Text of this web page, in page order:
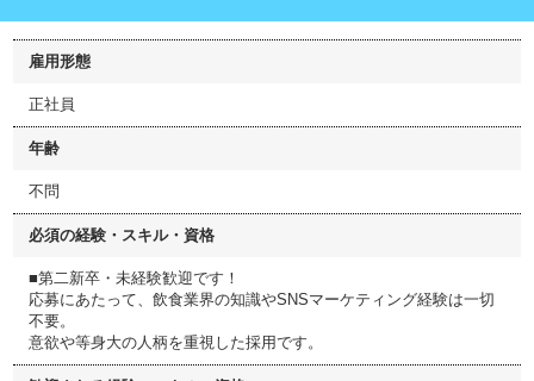
雇用形態
正社員
年齢
不問
必須の経験・スキル・資格
■第二新卒・未経験歓迎です！
応募にあたって、飲食業界の知識やSNSマーケティング経験は一切
不要。
意欲や等身大の人柄を重視した採用です。